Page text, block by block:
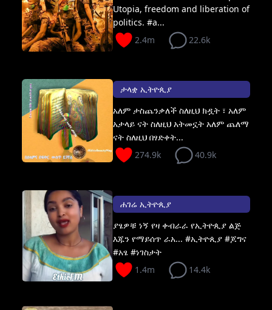
Utopia, freedom and liberation of
politics. #a...
2.4m
22.6k
ታላቋ ኢትዮጲያ
አለም ታስጨንቃለች ስለዚህ ክዷት ፣ አለም
አታላይ ናት ስለዚህ አትመኗት አለም ጨለማ
ናት ስለዚህ በፃድቀት...
274.9k
40.9k
ሐገሬ ኢትዮጲያ
ያፄዎቹ ነኝ የዛ ቀብራራ የኢትዮጲያ ልጅ
እጁን የማይሰጥ ራአ... #ኢትዮጲያ #ጆግና
#አፄ #ነገስታት
1.4m
14.4k